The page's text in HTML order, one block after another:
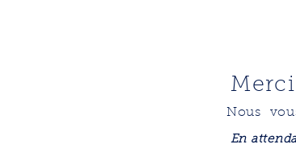
Nous
En